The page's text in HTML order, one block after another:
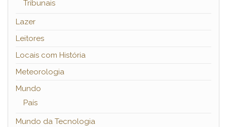
Tribunais
Lazer
Leitores
Locais com História
Meteorologia
Mundo
País
Mundo da Tecnologia